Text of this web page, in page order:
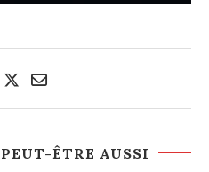
ÊTRE AUSSI